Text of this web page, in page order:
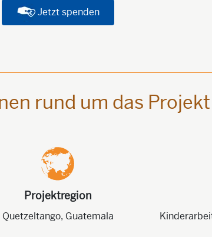
Jetzt spenden
rund um das Projekt
Projektregion
Quetzeltango, Guatemala